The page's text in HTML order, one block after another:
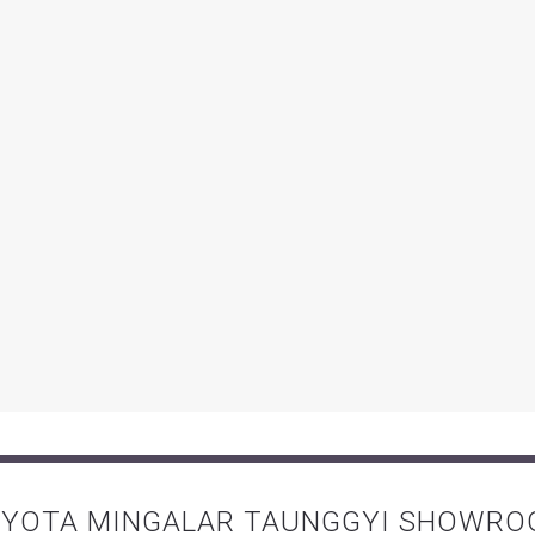
MINGALAR TAUNGGYI